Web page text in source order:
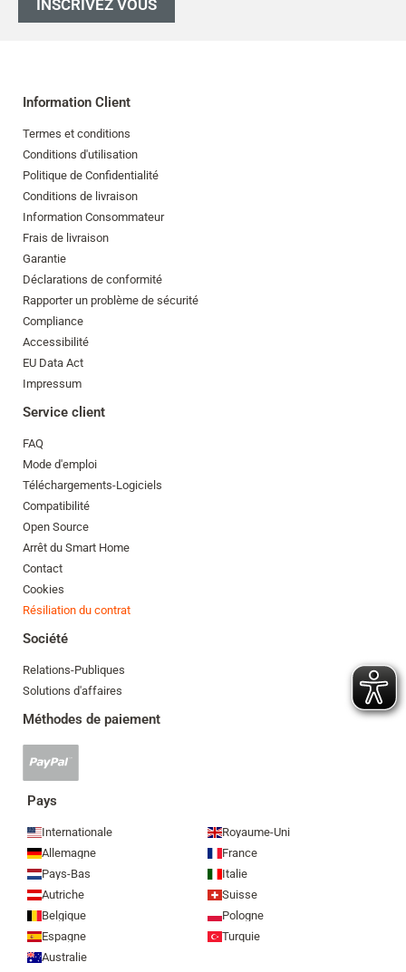
INSCRIVEZ VOUS
Information Client
Termes et conditions
Conditions d'utilisation
Politique de Confidentialité
Conditions de livraison
Information Consommateur
Frais de livraison
Garantie
Déclarations de conformité
Rapporter un problème de sécurité
Compliance
Accessibilité
EU Data Act
Impressum
Service client
FAQ
Mode d'emploi
Téléchargements-Logiciels
Compatibilité
Open Source
Arrêt du Smart Home
Contact
Cookies
Résiliation du contrat
Société
Relations-Publiques
Solutions d'affaires
Méthodes de paiement
accepté
Pays
Internationale
Royaume-Uni
Allemagne
France
Pays-Bas
Italie
Autriche
Suisse
Belgique
Pologne
Espagne
Turquie
Australie